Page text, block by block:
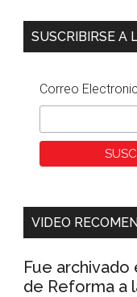
SUSCRIBIRSE A
Correo
VIDEO
Fue
de Reforma a